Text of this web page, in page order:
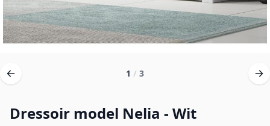
1 / 3
Dressoir model Nelia - Wit